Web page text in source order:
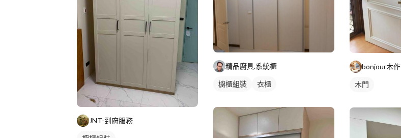
JNT-到府服務
精品廚具.系統櫃
櫥櫃組裝 衣櫃
bonjour木作
木門